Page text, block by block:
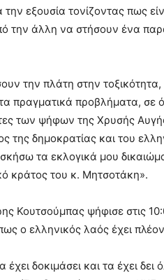
εξουσία τονίζοντας πως
την άλλη να στήσουν ένα
την πλάτη στην
πραγματικά προβλήματα, σε
των ψήφων της Χρυσής
της δημοκρατίας και του
τα εκλογικά μου
κράτος του κ. Μητσοτάκη».
Κουτσούμπας ψήφισε στις
ο ελληνικός λαός έχει
δοκιμάσει και τα έχει δει